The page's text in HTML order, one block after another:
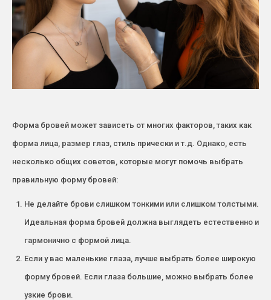
Форма бровей может зависеть от многих факторов, таких как
форма лица, размер глаз, стиль прически и т.д. Однако, есть
несколько общих советов, которые могут помочь выбрать
правильную форму бровей:
Не делайте брови слишком тонкими или слишком толстыми.
Идеальная форма бровей должна выглядеть естественно и
гармонично с формой лица.
Если у вас маленькие глаза, лучше выбрать более широкую
форму бровей. Если глаза большие, можно выбрать более
узкие брови.